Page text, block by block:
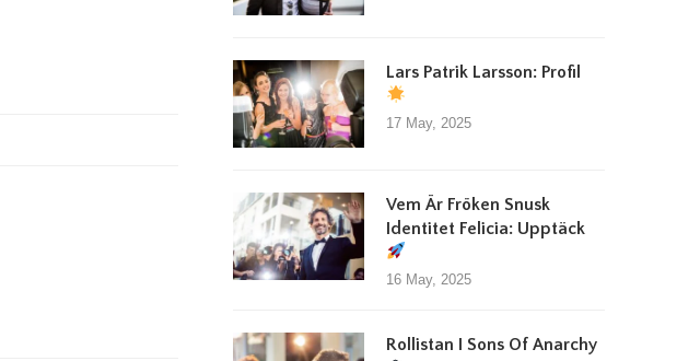
Lars Patrik Larsson: Profil
17 May, 2025
Vem Är Fröken Snusk
Identitet Felicia: Upptäck
16 May, 2025
Rollistan I Sons Of Anarchy